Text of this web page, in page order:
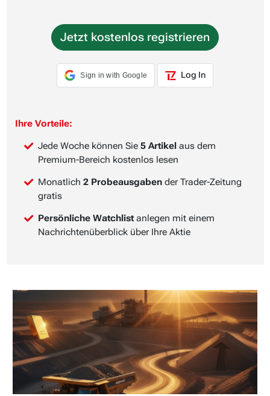
Jetzt kostenlos registrieren
Sign in with Google Log In
Ihre Vorteile:
Jede Woche können Sie 5 Artikel aus dem
Premium-Bereich kostenlos lesen
Monatlich 2 Probeausgaben der Trader-Zeitung
gratis
Persönliche Watchlist anlegen mit einem
Nachrichtenüberblick über Ihre Aktie